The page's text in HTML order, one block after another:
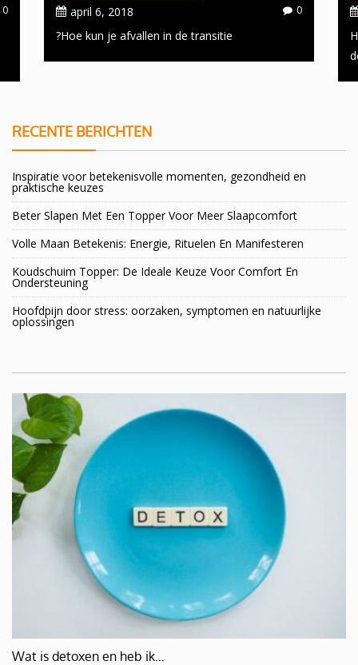
Hoe
november 23, 2016
Oplossing voor een gezwollen opgezette buik
RECENTE BERICHTEN
Inspiratie voor betekenisvolle momenten, gezondheid en
praktische keuzes
Beter Slapen Met Een Topper Voor Meer Slaapcomfort
Volle Maan Betekenis: Energie, Rituelen En Manifesteren
Koudschuim Topper: De Ideale Keuze Voor Comfort En
Ondersteuning
Hoofdpijn door stress: oorzaken, symptomen en natuurlijke
oplossingen
Wat is detoxen en heb ik…